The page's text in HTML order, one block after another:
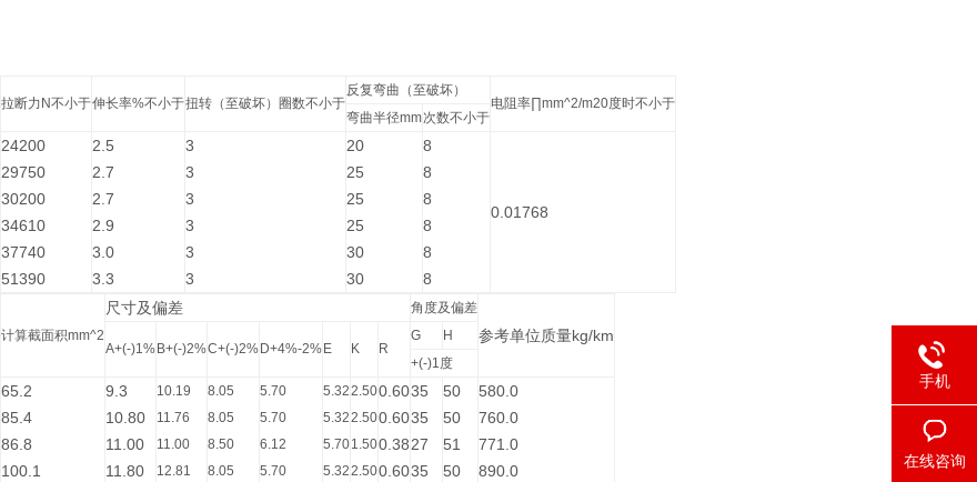
拉断力N不小于伸长率%不小于扭转（至破坏）圈数不小于
反复弯曲（至破坏）
电阻率∏mm^2/m20度时不小于
弯曲半径mm次数不小于
24200
29750
30200
34610
37740
51390
2.5
2.7
2.7
2.9
3.0
3.3
3
3
3
3
3
3
20
25
25
25
30
30
8
8
8
8
8
8
0.01768
计算截面积mm^2
尺寸及偏差 角度及偏差
参考单位质量kg/km
A+(-)1% B+(-)2%C+(-)2% D+4%-2% E K R
G
H
+(-)1度
65.2
85.4
86.8
100.1
9.3
10.80
11.00
11.80
10.19
11.76
11.00
12.81
8.05
8.05
8.50
8.05
5.70
5.70
6.12
5.70
5.32
5.32
5.70
5.32
2.50
2.50
1.50
2.50
0.60
0.60
0.38
0.60
35
35
27
35
50
50
51
50
580.0
760.0
771.0
890.0
手机
在线咨询